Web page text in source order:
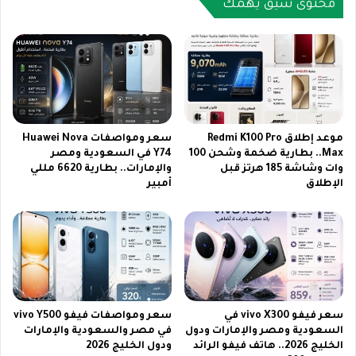
س
ع
0
2
6
N
S
E
5
G
ف
ا
س
ع
و
ي
محتوى شيق يهمك
موعد إطلاق Redmi K100 Pro
Max.. بطارية ضخمة وشحن 100
وات وشاشة 185 هرتز قبل
الإطلاق
سعر ومواصفات Huawei Nova
Y74 في السعودية ومصر
والإمارات.. بطارية 6620 مللي
أمبير
سعر فيفو vivo X300 في
السعودية ومصر والإمارات ودول
الخليج 2026.. هاتف فيفو الرائد
سعر ومواصفات فيفو vivo Y500
في مصر والسعودية والإمارات
ودول الخليج 2026